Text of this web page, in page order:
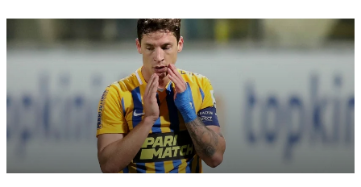
προπονητή. Η συμπεριφορά του μετά το τέλος του
αγώνα στη δημοσιογραφική γι' άλλη μία φορά δεν ήταν
η πρέπων, αφού πολλοί είναι αυτοί που πιστεύουν ότι
τουλάχιστον αυτό έπρεπε να λεχθεί από τα χείλη του
Ελλαδίτη τεχνικό ήταν μία συγνώμη.